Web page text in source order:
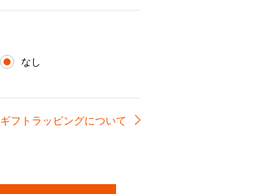
なし
ギフトラッピングについて